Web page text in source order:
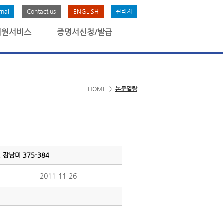
Contact us ENGLISH 관리자
서비스 증명서신청/발급
HOME > 논문열람
, 강남미 375-384
2011-11-26